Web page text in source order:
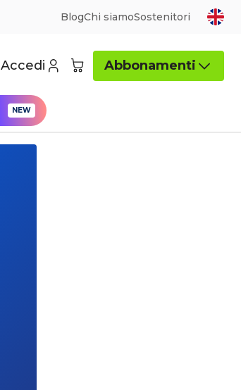
BlogChi siamoSostenitori
Accedi Abbonamenti